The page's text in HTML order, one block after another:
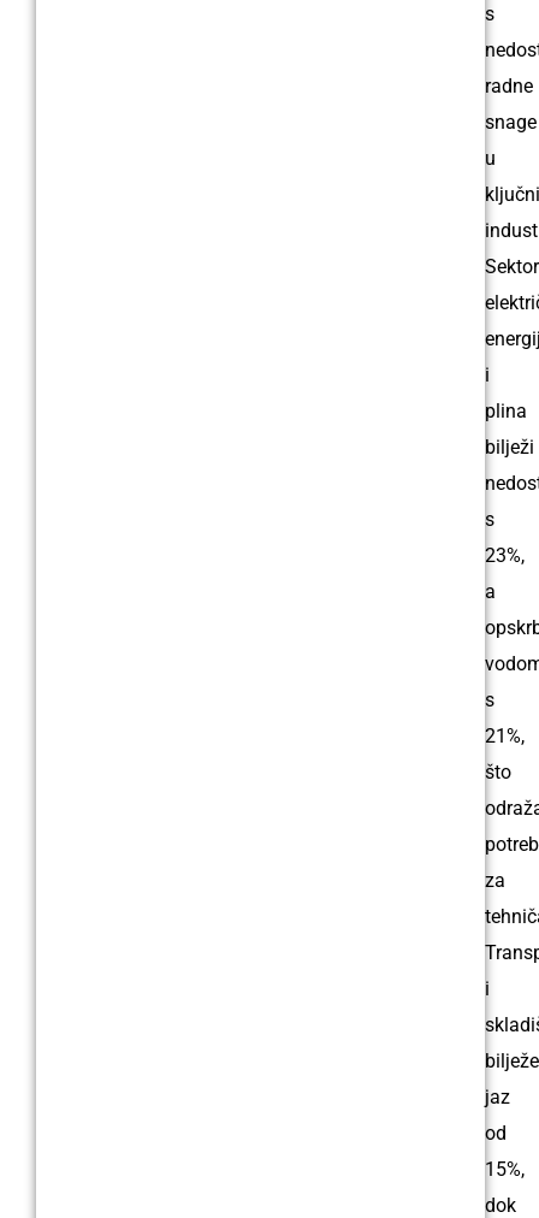
s
radne
snage
u
Sektor
i
plina
bilježi
s
23%,
a
s
21%,
što
za
i
bilježe
jaz
od
15%,
dok